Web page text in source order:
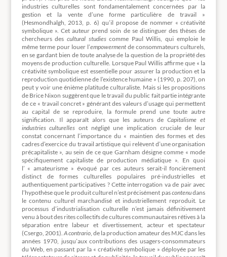
industries culturelles sont fondamentalement concernées par la
gestion et la vente d’une forme particulière de travail »
(Hesmondhalgh, 2013, p. 6) qu’il propose de nommer « créativité
symbolique ». Cet auteur prend soin de se distinguer des thèses de
chercheurs des cultural studiescomme Paul Willis, qui emploie le
même terme pour louer l’empowermentde consommateurs culturels,
en se gardant bien de toute analyse de la question de la propriété des
moyens de production culturelle. Lorsque Paul Willis affirme que « la
créativité symbolique est essentielle pour assurer la production et la
reproduction quotidienne de l’existence humaine » (1990, p. 207), on
peut y voir une énième platitude culturaliste. Mais si les propositions
de Brice Nixon suggèrent que le travail du public fait partie intégrante
de ce « travail concret » générant des valeurs d’usage qui permettent
au capital de se reproduire, la formule prend une toute autre
signification. Il apparaît alors que les auteurs deCapitalisme et
industries culturellesont négligé une implication cruciale de leur
constat concernant l’importance du « maintien des formes et des
cadres d’exercice du travail artistique qui relèvent d’une organisation
précapitaliste », au sein de ce que Garnham désigne comme « mode
spécifiquement capitaliste de production médiatique ». En quoi
l’ « amateurisme » évoqué par ces auteurs serait-il foncièrement
distinct de formes culturelles populaires pré-industrielles et
authentiquement participatives ? Cette interrogation va de pair avec
l’hypothèse que le produit culturel n’est précisément pascontenudans
le contenu culturel marchandisé et industriellement reproduit. Le
processus d’industrialisation culturelle n’est jamais définitivement
venu à bout des rites collectifs de cultures communautaires rétives à la
séparation entre labeur et divertissement, acteur et spectateur
(Csergo, 2001). A contrario, de la production amateur des MJC dans les
années 1970, jusqu’aux contributions des usagers-consommateurs
du Web, en passant par la « créativité symbolique » déployée par les